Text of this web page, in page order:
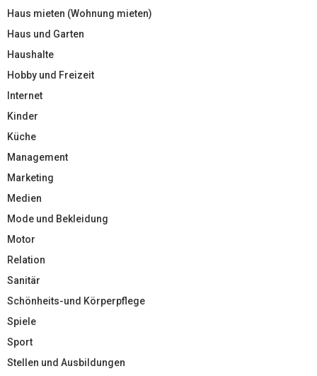
Haus mieten (Wohnung mieten)
Haus und Garten
Haushalte
Hobby und Freizeit
Internet
Kinder
Küche
Management
Marketing
Medien
Mode und Bekleidung
Motor
Relation
Sanitär
Schönheits-und Körperpflege
Spiele
Sport
Stellen und Ausbildungen